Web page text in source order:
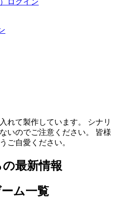
ログイン
れて製作しています。 シナリ
いのでご注意ください。 皆様
ご自愛ください。
最新情報
ム一覧